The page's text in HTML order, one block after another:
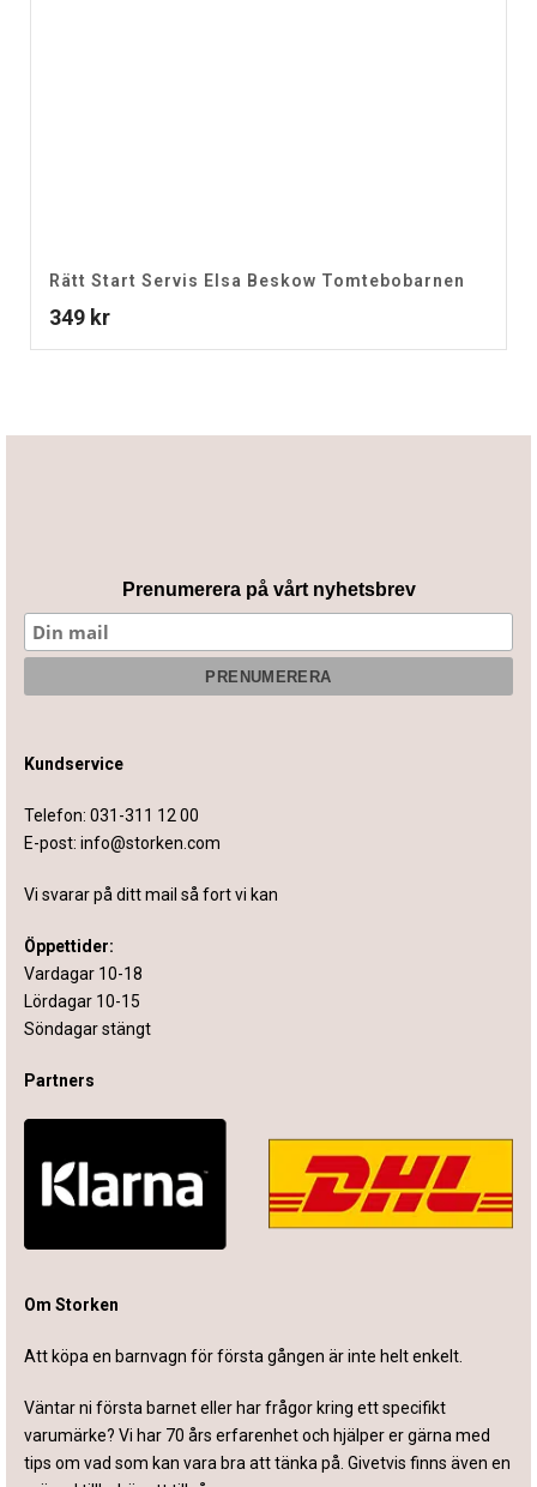
Rätt Start Servis Elsa Beskow Tomtebobarnen
349 kr
Prenumerera på vårt nyhetsbrev
Kundservice
Telefon: 031-311 12 00
E-post: info@storken.com
Vi svarar på ditt mail så fort vi kan
Öppettider:
Vardagar 10-18
Lördagar 10-15
Söndagar stängt
Partners
Om Storken
Att köpa en barnvagn för första gången är inte helt enkelt.
Väntar ni första barnet eller har frågor kring ett specifikt
varumärke? Vi har 70 års erfarenhet och hjälper er gärna med
tips om vad som kan vara bra att tänka på. Givetvis finns även en